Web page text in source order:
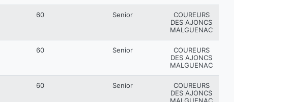
60 Senior
COUREURS
DES AJONCS
MALGUENAC
60 Senior
COUREURS
DES AJONCS
MALGUENAC
60 Senior
COUREURS
DES AJONCS